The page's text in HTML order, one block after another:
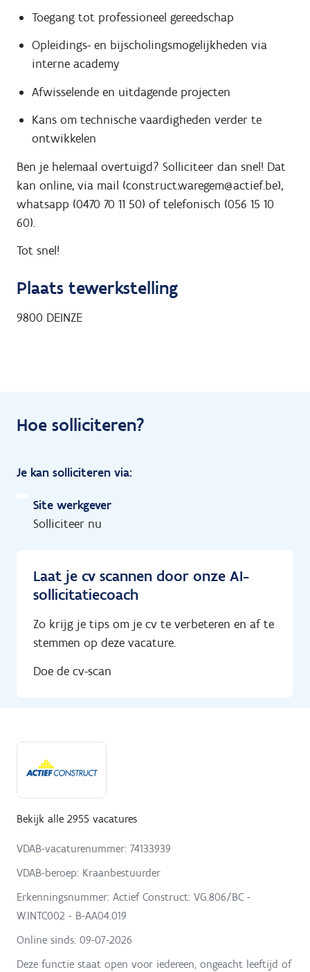
Toegang tot professioneel gereedschap
Opleidings- en bijscholingsmogelijkheden via
interne academy
Afwisselende en uitdagende projecten
Kans om technische vaardigheden verder te
ontwikkelen
Ben je helemaal overtuigd? Solliciteer dan snel! Dat
kan online, via mail (construct.waregem@actief.be),
whatsapp (0470 70 11 50) of telefonisch (056 15 10
60).
Tot snel!
Plaats tewerkstelling
9800 DEINZE
Hoe solliciteren?
Je kan solliciteren via:
Site werkgever
Solliciteer nu
Laat je cv scannen door onze AI-
sollicitatiecoach
Zo krijg je tips om je cv te verbeteren en af te
stemmen op deze vacature.
Doe de cv-scan
Bekijk alle 2955 vacatures
VDAB-vacaturenummer: 74133939
VDAB-beroep: Kraanbestuurder
Erkenningsnummer: Actief Construct: VG.806/BC -
W.INTC002 - B-AA04.019
Online sinds: 09-07-2026
Deze functie staat open voor iedereen, ongeacht leeftijd of